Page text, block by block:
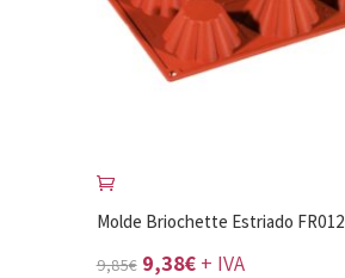
Molde Briochette Estriado FR012
9,85€ El
9,38€El+ IVA